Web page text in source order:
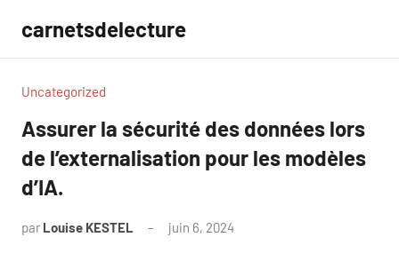
contenu
carnetsdelecture
Uncategorized
Assurer la sécurité des données lors
de l’externalisation pour les modèles
d’IA.
par Louise KESTEL juin 6, 2024